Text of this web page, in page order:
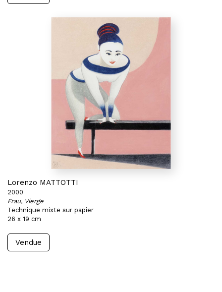
Lorenzo MATTOTTI
2000
Frau, Vierge
Technique mixte sur papier
26 x 19 cm
Vendue